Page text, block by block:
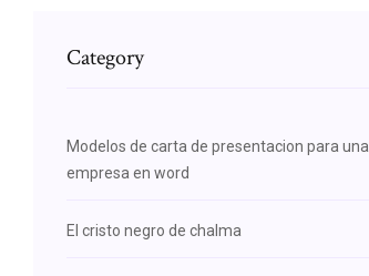
Category
Modelos de carta de presentacion para una
empresa en word
El cristo negro de chalma